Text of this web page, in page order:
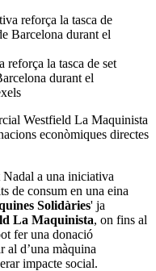
reforça la tasca de set
durant el
Westfield La Maquinista
econòmiques directes
Nadal a una iniciativa
de consum en una eina
Solidàries' ja
La Maquinista, on fins al
fer una donació
al d’una màquina
impacte social.